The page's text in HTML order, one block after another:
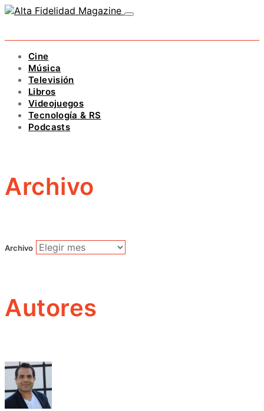
Cine
Música
Televisión
Libros
Videojuegos
Tecnología & RS
Podcasts
Archivo
Archivo
Autores